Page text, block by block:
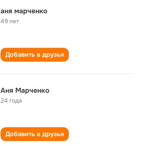
аня марченко
49 лет
Добавить в друзья
Аня Марченко
24 года
Добавить в друзья